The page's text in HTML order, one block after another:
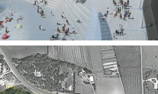
Territoires